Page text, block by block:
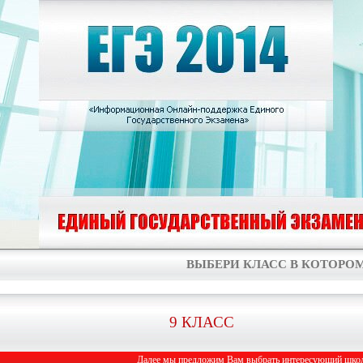
ВЫБЕРИ КЛАСС В
9 КЛАСС
Далее мы предложим Вам выбрать интересующий